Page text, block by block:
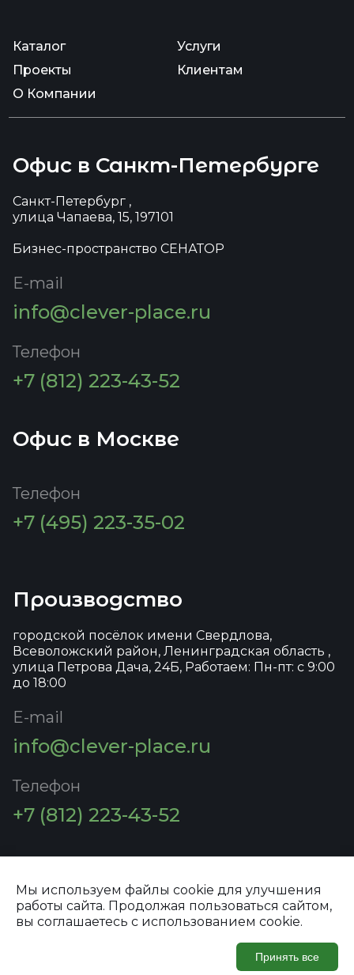
Каталог
Услуги
Проекты
Клиентам
О Компании
Офис в Санкт-Петербурге
Санкт-Петербург ,
улица Чапаева, 15, 197101
Бизнес-пространство СЕНАТОР
E-mail
info@clever-place.ru
Телефон
+7 (812) 223-43-52
Офис в Москве
Телефон
+7 (495) 223-35-02
Производство
городской посёлок имени Свердлова,
Всеволожский район, Ленинградская область ,
улица Петрова Дача, 24Б, Работаем: Пн-пт: с 9:00
до 18:00
E-mail
info@clever-place.ru
Телефон
+7 (812) 223-43-52
Политика конфиденциальности
Мы используем файлы cookie для улучшения
работы сайта. Продолжая пользоваться сайтом,
вы соглашаетесь с использованием cookie.
Принять все